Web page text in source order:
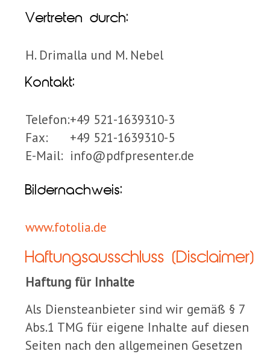
Vertreten durch:
H. Drimalla und M. Nebel
Kontakt:
Telefon:+49 521-1639310-3
Fax:
+49 521-1639310-5
E-Mail: info@pdfpresenter.de
Bildernachweis:
www.fotolia.de
Haftungsausschluss (Disclaimer)
Haftung für Inhalte
Als Diensteanbieter sind wir gemäß § 7
Abs.1 TMG für eigene Inhalte auf diesen
Seiten nach den allgemeinen Gesetzen